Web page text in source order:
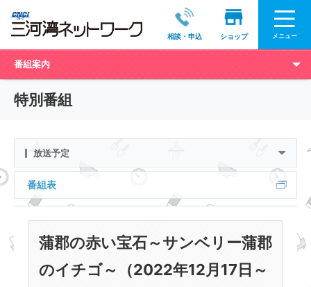
相談・申込 ショップ メニュー
番組案内
特別番組
放送予定
番組表
蒲郡の赤い宝石～サンベリー蒲郡
のイチゴ～（2022年12月17日～